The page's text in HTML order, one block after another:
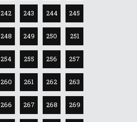
242 243 244 245
248 249 250 251
254 255 256 257
260 261 262 263
266 267 268 269